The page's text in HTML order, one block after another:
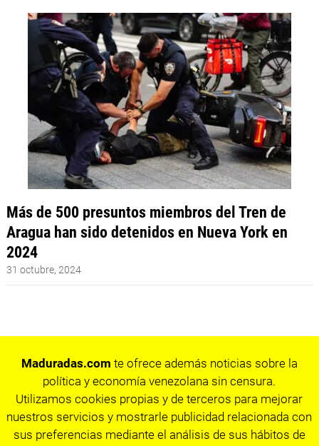
Más de 500 presuntos miembros del Tren de
Aragua han sido detenidos en Nueva York en
2024
31 octubre, 2024
Maduradas.com te ofrece además noticias sobre la
política y economía venezolana sin censura.
Utilizamos cookies propias y de terceros para mejorar
nuestros servicios y mostrarle publicidad relacionada con
sus preferencias mediante el análisis de sus hábitos de